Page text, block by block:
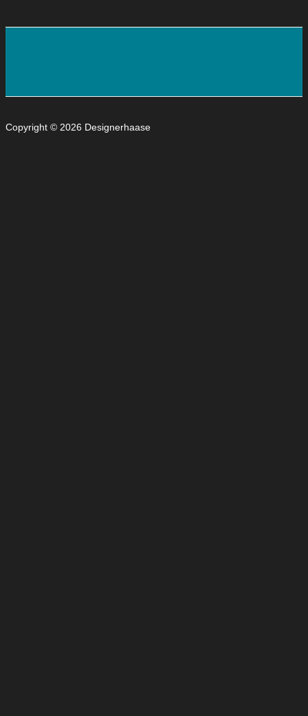
Copyright © 2026 Designerhaase